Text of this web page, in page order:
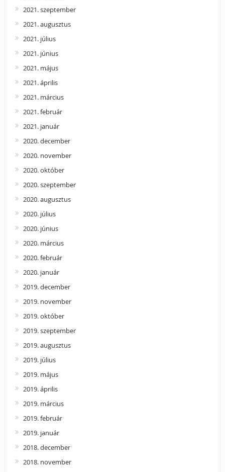
2021. szeptember
2021. augusztus
2021. július
2021. június
2021. május
2021. április
2021. március
2021. február
2021. január
2020. december
2020. november
2020. október
2020. szeptember
2020. augusztus
2020. július
2020. június
2020. március
2020. február
2020. január
2019. december
2019. november
2019. október
2019. szeptember
2019. augusztus
2019. július
2019. május
2019. április
2019. március
2019. február
2019. január
2018. december
2018. november